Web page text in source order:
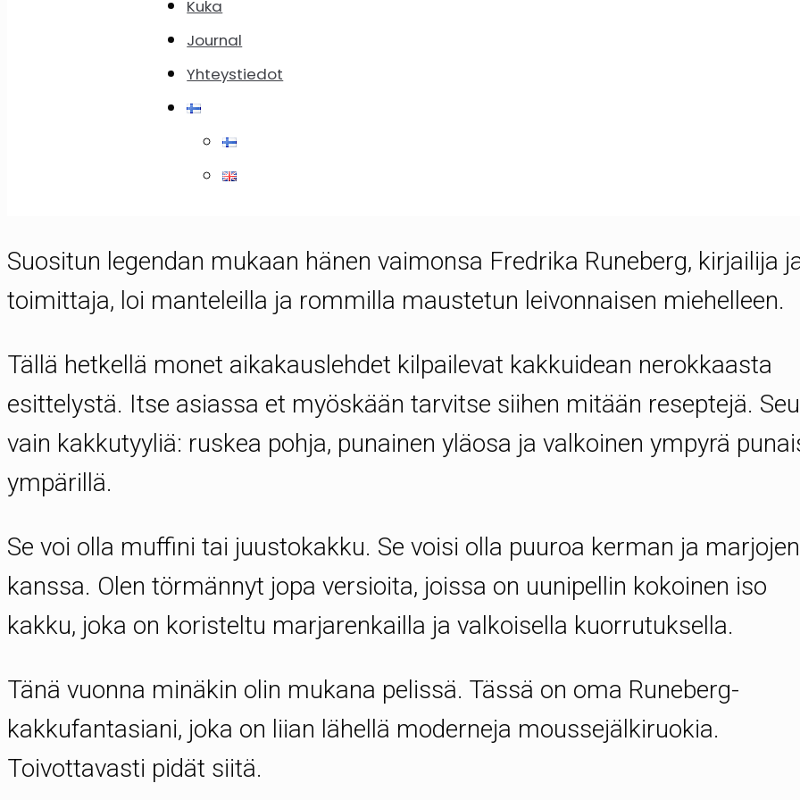
Kuka
Journal
Yhteystiedot
Runebergin torttun eli Runebergin kakun tekeminen on kodikas
perinne helmikuun alussa – ja erityisesti 5. helmikuuta, suomalaisen
kansallisrunoilijan ja Suomen hymnin kirjoittajan Johan Ludvig Runebergin
Suositun legendan mukaan hänen vaimonsa Fredrika Runeberg, kirjailija
toimittaja, loi manteleilla ja rommilla maustetun leivonnaisen miehelleen.
Tällä hetkellä monet aikakauslehdet kilpailevat kakkuidean nerokkaasta
esittelystä. Itse asiassa et myöskään tarvitse siihen mitään reseptejä.
vain kakkutyyliä: ruskea pohja, punainen yläosa ja valkoinen ympyrä
ympärillä.
Se voi olla muffini tai juustokakku. Se voisi olla puuroa kerman ja marjojen
kanssa. Olen törmännyt jopa versioita, joissa on uunipellin kokoinen iso
kakku, joka on koristeltu marjarenkailla ja valkoisella kuorrutuksella.
Tänä vuonna minäkin olin mukana pelissä. Tässä on oma Runeberg-
kakkufantasiani, joka on liian lähellä moderneja moussejälkiruokia.
Toivottavasti pidät siitä.